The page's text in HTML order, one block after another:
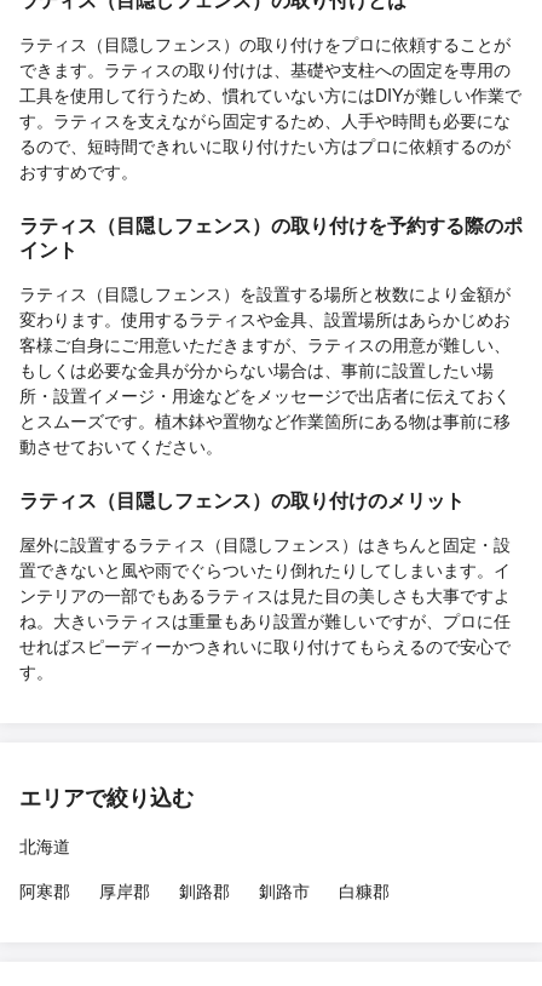
ラティス（目隠しフェンス）の取り付けをプロに依頼することが
できます。ラティスの取り付けは、基礎や支柱への固定を専用の
工具を使用して行うため、慣れていない方にはDIYが難しい作業で
す。ラティスを支えながら固定するため、人手や時間も必要にな
るので、短時間できれいに取り付けたい方はプロに依頼するのが
おすすめです。
ラティス（目隠しフェンス）の取り付けを予約する際のポ
イント
ラティス（目隠しフェンス）を設置する場所と枚数により金額が
変わります。使用するラティスや金具、設置場所はあらかじめお
客様ご自身にご用意いただきますが、ラティスの用意が難しい、
もしくは必要な金具が分からない場合は、事前に設置したい場
所・設置イメージ・用途などをメッセージで出店者に伝えておく
とスムーズです。植木鉢や置物など作業箇所にある物は事前に移
動させておいてください。
ラティス（目隠しフェンス）の取り付けのメリット
屋外に設置するラティス（目隠しフェンス）はきちんと固定・設
置できないと風や雨でぐらついたり倒れたりしてしまいます。イ
ンテリアの一部でもあるラティスは見た目の美しさも大事ですよ
ね。大きいラティスは重量もあり設置が難しいですが、プロに任
せればスピーディーかつきれいに取り付けてもらえるので安心で
す。
エリアで絞り込む
北海道
阿寒郡
厚岸郡 釧路郡 釧路市 白糠郡